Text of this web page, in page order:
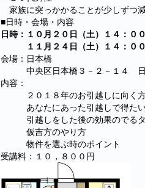
家族に突っかかることが少しずつ
■日時・会場・内容
日時：１０月２０日（土）１４：０
１１月２４日（土）１４：０
会場：日本橋
中央区日本橋３－２－１４ 日
内容：
２０１８年のお引越しに向く
あなたにあった引越しで得た
引越しをした後の効果のでるタ
仮吉方のやり方
物件を選ぶ時のポイント
受講料：１０，８００円